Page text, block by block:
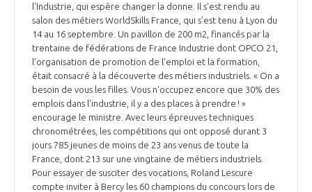
l'Industrie, qui espère changer la donne. Il s’est rendu au
salon des métiers WorldSkills France, qui s’est tenu à Lyon du
14 au 16 septembre. Un pavillon de 200 m2, financés par la
trentaine de fédérations de France Industrie dont OPCO 21,
l'organisation de promotion de l'emploi et la formation,
était consacré à la découverte des métiers industriels. « On a
besoin de vous les filles. Vous n'occupez encore que 30% des
emplois dans l'industrie, il y a des places à prendre ! »
encourage le ministre. Avec leurs épreuves techniques
chronométrées, les compétitions qui ont opposé durant 3
jours 785 jeunes de moins de 23 ans venus de toute la
France, dont 213 sur une vingtaine de métiers industriels.
Pour essayer de susciter des vocations, Roland Lescure
compte inviter à Bercy les 60 champions du concours lors de